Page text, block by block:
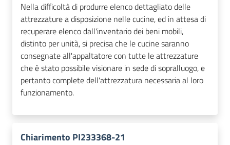
Nella difficoltà di produrre elenco dettagliato delle
attrezzature a disposizione nelle cucine, ed in attesa di
recuperare elenco dall'inventario dei beni mobili,
distinto per unità, si precisa che le cucine saranno
consegnate all'appaltatore con tutte le attrezzature
che è stato possibile visionare in sede di sopralluogo, e
pertanto complete dell'attrezzatura necessaria al loro
funzionamento.
Chiarimento PI233368-21